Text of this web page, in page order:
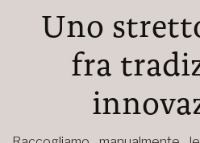
Uno
fra